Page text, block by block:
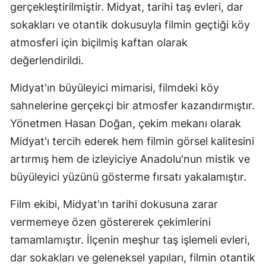
gerçekleştirilmiştir. Midyat, tarihi taş evleri, dar
sokakları ve otantik dokusuyla filmin geçtiği köy
atmosferi için biçilmiş kaftan olarak
değerlendirildi.
Midyat'ın büyüleyici mimarisi, filmdeki köy
sahnelerine gerçekçi bir atmosfer kazandırmıştır.
Yönetmen Hasan Doğan, çekim mekanı olarak
Midyat'ı tercih ederek hem filmin görsel kalitesini
artırmış hem de izleyiciye Anadolu'nun mistik ve
büyüleyici yüzünü gösterme fırsatı yakalamıştır.
Film ekibi, Midyat'ın tarihi dokusuna zarar
vermemeye özen göstererek çekimlerini
tamamlamıştır. İlçenin meşhur taş işlemeli evleri,
dar sokakları ve geleneksel yapıları, filmin otantik